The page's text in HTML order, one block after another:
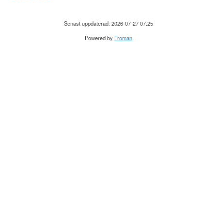
Senast uppdaterad: 2026-07-27 07:25
Powered byTroman